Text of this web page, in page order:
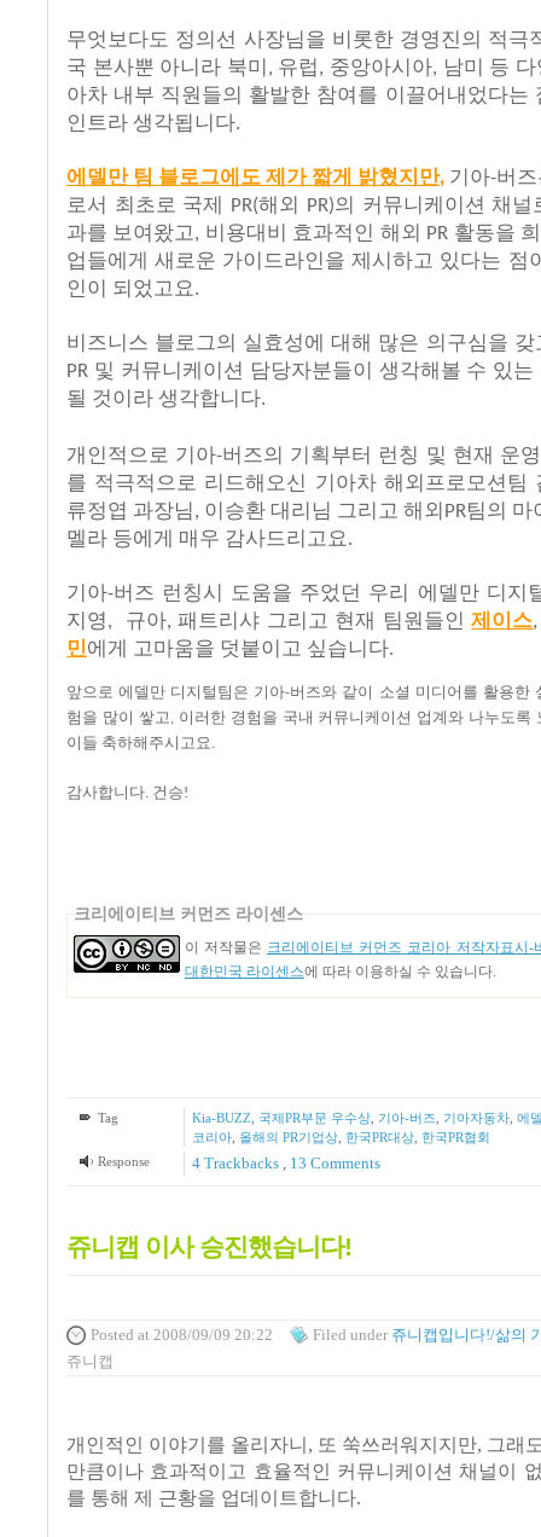
무엇보다도 정의선 사장님을 비롯한 경영진의 적극
국 본사뿐 아니라 북미 , 유럽, 중앙아시아, 남미 등 다
아차 내부 직원들의 활발한 참여를 이끌어내었다는
인트라 생각됩니다.
에델만 팀 블로그에도 제가 짧게 밝혔지만, 기아-버
로서 최초로 국제 PR(해외 PR)의 커뮤니케이션 채널
과를 보여왔고, 비용대비 효과적인 해외 PR 활동을
업들에게
새로운 가이드라인을 제시하고 있다는 점
인이
되었고요.
비즈니스 블로그의 실효성에 대해 많은 의구심을 갖
PR 및 커뮤니케이션 담당자분들이 생각해볼 수 있는
될 것이라 생각합니다.
개인적으로 기아-버즈의 기획부터 런칭 및 현재 운
를 적극적으로 리드해오신 기아차 해외프로모션팀
류정엽 과장님, 이승환 대리님 그리고 해외 PR팀의 마
멜라 등에게 매우 감사드리고요.
기아-버즈 런칭시 도움을 주었던 우리 에델만 디지
지영, 규아,패트리샤 그리고 현재 팀원들인 제이스
민에게 고마움을 덧붙이고 싶습니다.
앞으로 에델만 디지털팀은 기아-버즈와 같이 소셜 미디어를 활용한
험을 많이 쌓고 , 이러한 경험을 국내 커뮤니케이션 업계와 나누도록
이들 축하해주시고요 .
감사합니다. 건승!
크리에이티브 커먼즈 라이센스
이 저작물은 크리에이티브 커먼즈 코리아 저작자표시-
대한민국 라이센스에 따라 이용하실 수 있습니다.
Tag Kia-BUZZ, 국제PR부문 우수상, 기아-버즈, 기아자동차, 에
코리아, 올해의 PR기업상, 한국PR대상, 한국PR협회
Response
4Trackbacks 13 Comments
쥬니캡 이사 승진했습니다!
Posted at 2008/09/09 20:22 Filed under 쥬니캡입니다!/삶의
쥬니캡
개인적인 이야기를 올리자니, 또 쑥쓰러워지지만, 그래
만큼이나 효과적이고 효율적인 커뮤니케이션 채널이
를 통해 제 근황을 업데이트합니다.